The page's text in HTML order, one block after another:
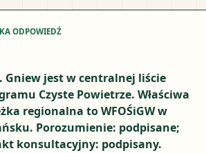
ODPOWIEDŹ
Gniew jest w centralnej liście
Czyste Powietrze. Właściwa
regionalna to WFOŚiGW w
Porozumienie: podpisane;
konsultacyjny: podpisany.